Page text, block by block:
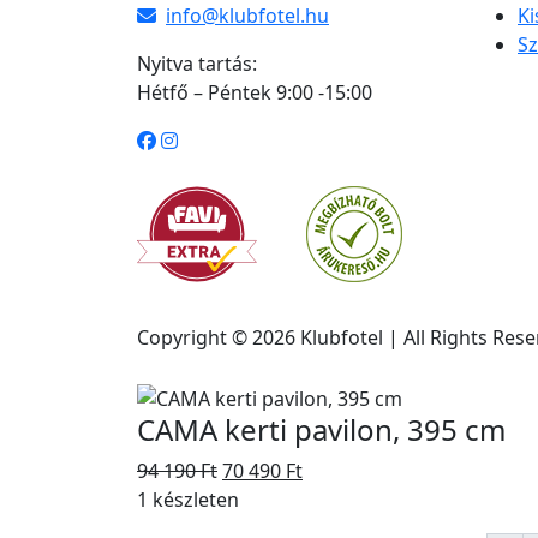
info@klubfotel.hu
Nyitva tartás:
Hétfő – Péntek 9:00 -15:00
Copyright © 2026 Klubfotel | All Rights
CAMA kerti pavilon, 395 cm
94 190Ft70 490 Ft
1 készleten